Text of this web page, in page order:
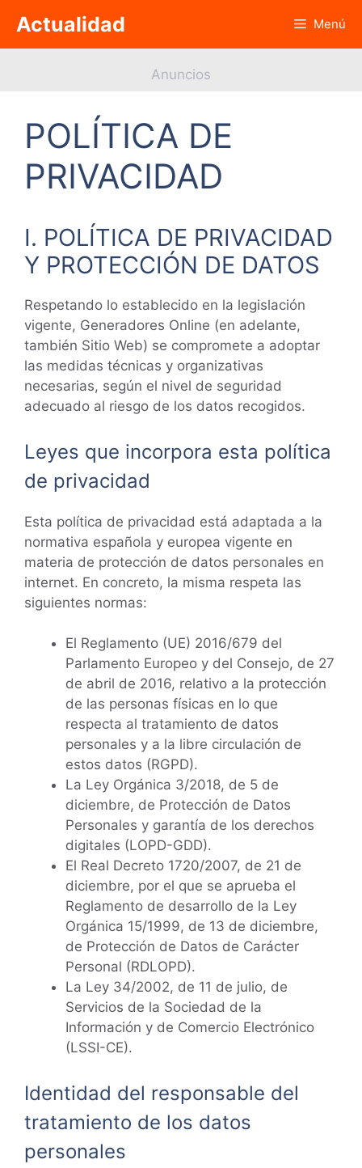
contenido
Actualidad Menú
Anuncios
POLÍTICA DE
PRIVACIDAD
I. POLÍTICA DE PRIVACIDAD
Y PROTECCIÓN DE DATOS
Respetando lo establecido en la legislación
vigente, Generadores Online (en adelante,
también Sitio Web) se compromete a adoptar
las medidas técnicas y organizativas
necesarias, según el nivel de seguridad
adecuado al riesgo de los datos recogidos.
Leyes que incorpora esta política
de privacidad
Esta política de privacidad está adaptada a la
normativa española y europea vigente en
materia de protección de datos personales en
internet. En concreto, la misma respeta las
siguientes normas:
El Reglamento (UE) 2016/679 del
Parlamento Europeo y del Consejo, de 27
de abril de 2016, relativo a la protección
de las personas físicas en lo que
respecta al tratamiento de datos
personales y a la libre circulación de
estos datos (RGPD).
La Ley Orgánica 3/2018, de 5 de
diciembre, de Protección de Datos
Personales y garantía de los derechos
digitales (LOPD-GDD).
El Real Decreto 1720/2007, de 21 de
diciembre, por el que se aprueba el
Reglamento de desarrollo de la Ley
Orgánica 15/1999, de 13 de diciembre,
de Protección de Datos de Carácter
Personal (RDLOPD).
La Ley 34/2002, de 11 de julio, de
Servicios de la Sociedad de la
Información y de Comercio Electrónico
(LSSI-CE).
Identidad del responsable del
tratamiento de los datos
personales